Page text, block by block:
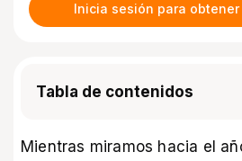
Inicia sesión para
Tabla de contenidos
Mientras miramos hacia el